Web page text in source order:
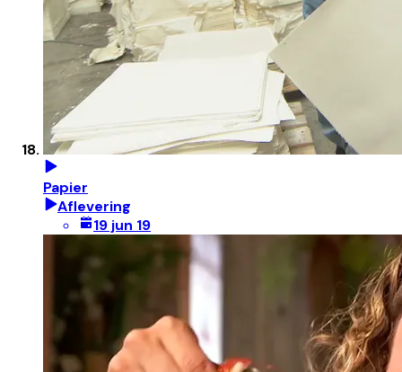
Papier
Aflevering
19 jun 19